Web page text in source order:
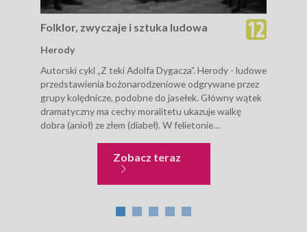
Folklor, zwyczaje i sztuka ludowa
Herody
Autorski cykl „Z teki Adolfa Dygacza”. Herody - ludowe
przedstawienia bożonarodzeniowe odgrywane przez
grupy kolędnicze, podobne do jasełek. Główny wątek
dramatyczny ma cechy moralitetu ukazuje walkę
dobra (anioł) ze złem (diabeł). W felietonie
przez etnografa,...Zobacz terazFolklor, zwyczaje i